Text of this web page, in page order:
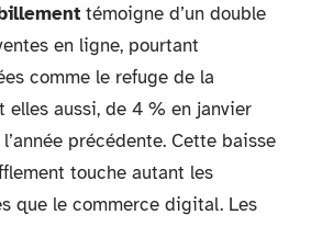
témoigne d’un double
en ligne, pourtant
comme le refuge de la
elles aussi, de 4 % en janvier
précédente. Cette baisse
touche autant les
que le commerce digital. Les